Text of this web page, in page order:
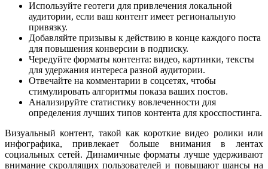
Используйте геотеги для привлечения локальной
аудитории, если ваш контент имеет региональную
привязку.
Добавляйте призывы к действию в конце каждого поста
для повышения конверсии в подписку.
Чередуйте форматы контента: видео, картинки, тексты
для удержания интереса разной аудитории.
Отвечайте на комментарии в соцсетях, чтобы
стимулировать алгоритмы показа ваших постов.
Анализируйте статистику вовлеченности для
определения лучших типов контента для кросспостинга.
Визуальный контент, такой как короткие видео ролики или
инфографика, привлекает больше внимания в лентах
социальных сетей. Динамичные форматы лучше удерживают
внимание скроллящих пользователей и повышают шансы на